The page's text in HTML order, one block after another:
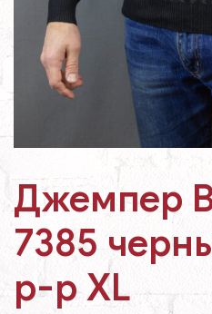
Джемпер
7385
р-р XL